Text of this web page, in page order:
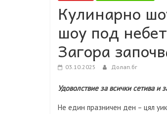
Кулинарно
шоу под
Загора
03.10.2025 Долап.бг
Удоволствие за всички сетива и
Не един празничен ден – цял